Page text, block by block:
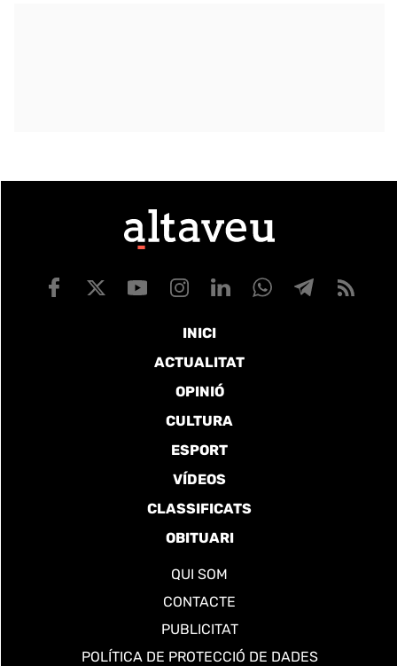
INICI
ACTUALITAT
OPINIÓ
CULTURA
ESPORT
VÍDEOS
CLASSIFICATS
OBITUARI
QUI SOM
CONTACTE
PUBLICITAT
POLÍTICA DE PROTECCIÓ DE DADES